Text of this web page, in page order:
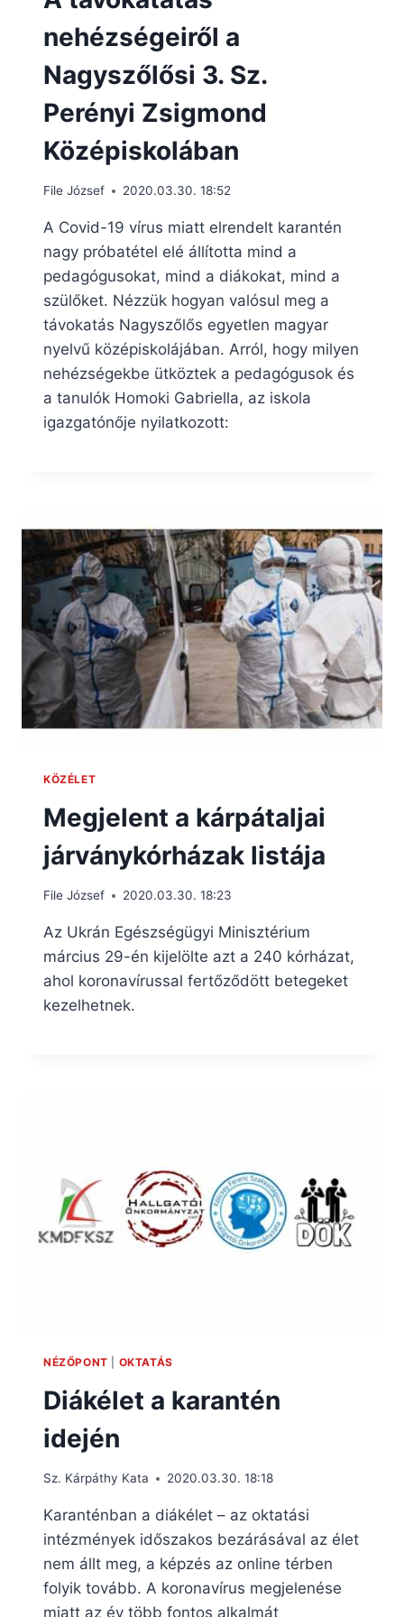
nehézségeiről a
Nagyszőlősi 3. Sz.
Perényi Zsigmond
Középiskolában
File József 2020.03.30. 18:52
A Covid-19 vírus miatt elrendelt karantén
nagy próbatétel elé állította mind a
pedagógusokat, mind a diákokat, mind a
szülőket. Nézzük hogyan valósul meg a
távokatás Nagyszőlős egyetlen magyar
nyelvű középiskolájában. Arról, hogy milyen
nehézségekbe ütköztek a pedagógusok és
a tanulók Homoki Gabriella, az iskola
igazgatónője nyilatkozott:
KÖZÉLET
Megjelent a kárpátaljai
járványkórházak listája
File József 2020.03.30. 18:23
Az Ukrán Egészségügyi Minisztérium
március 29-én kijelölte azt a 240 kórházat,
ahol koronavírussal fertőződött betegeket
kezelhetnek.
NÉZŐPONT OKTATÁS
Diákélet a karantén
idején
Sz. Kárpáthy Kata 2020.03.30. 18:18
Karanténban a diákélet – az oktatási
intézmények időszakos bezárásával az élet
nem állt meg, a képzés az online térben
folyik tovább. A koronavírus megjelenése
miatt az év több fontos alkalmát